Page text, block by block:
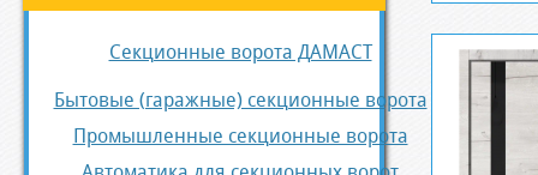
Секционные ворота ДАМАСТ
Бытовые (гаражные) секционные ворота
Промышленные секционные ворота